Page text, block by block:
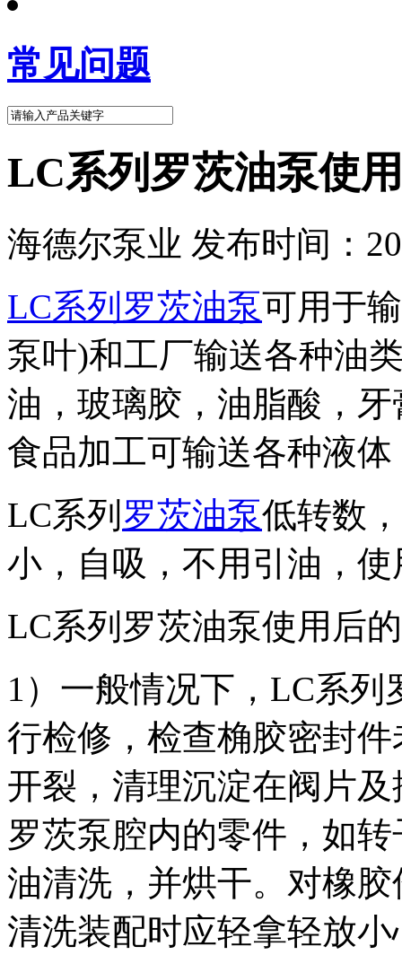
常见问题
LC系列罗茨油泵使
海德尔泵业 发布时间：
LC系列罗茨油泵可用于
泵叶)和工厂输送各种油
油，玻璃胶，油脂酸，
食品加工可输送各种液
LC系列 罗茨油泵低转数
小，自吸，不用引油，
LC系列罗茨油泵使用后
1）一般情况下，LC系列
行检修，检查桷胶密封
开裂，清理沉淀在阀片
罗茨泵腔内的零件，如
油清洗，并烘干。对橡
清洗装配时应轻拿轻放